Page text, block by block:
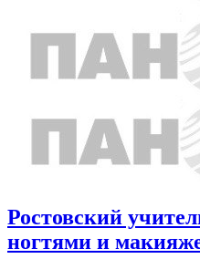
Ростовский
ногтями и